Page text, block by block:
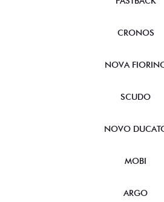
CRONOS
NOVA
SCUDO
NOVO
MOBI
ARGO